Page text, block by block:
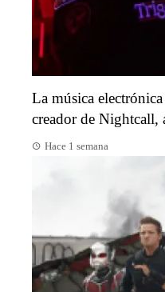
La música
creador de Nightcall,
Hace 1 semana